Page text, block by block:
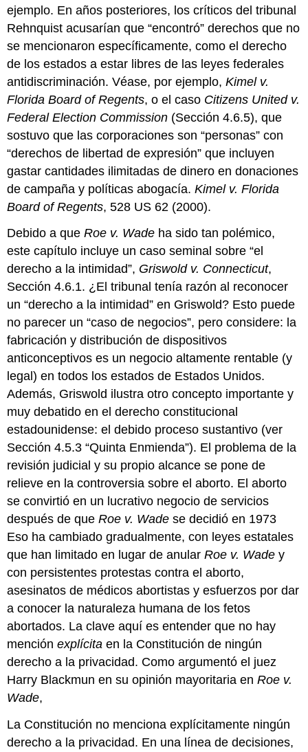
ejemplo. En años posteriores, los críticos del tribunal
Rehnquist acusarían que “encontró” derechos que no
se mencionaron específicamente, como el derecho
de los estados a estar libres de las leyes federales
antidiscriminación. Véase, por ejemplo,Kimel v.
Florida Board of Regents, o el caso Citizens United v.
Federal Election Commission (Sección 4.6.5), que
sostuvo que las corporaciones son “personas” con
“derechos de libertad de expresión” que incluyen
gastar cantidades ilimitadas de dinero en donaciones
de campaña y políticas abogacía.Kimel v. Florida
Board of Regents, 528 US 62 (2000).
Debido a queRoe v. Wade ha sido tan polémico,
este capítulo incluye un caso seminal sobre “el
derecho a la intimidad”, Griswold v. Connecticut,
Sección 4.6.1. ¿El tribunal tenía razón al reconocer
un “derecho a la intimidad” en Griswold? Esto puede
no parecer un “caso de negocios”, pero considere: la
fabricación y distribución de dispositivos
anticonceptivos es un negocio altamente rentable (y
legal) en todos los estados de Estados Unidos.
Además, Griswold ilustra otro concepto importante y
muy debatido en el derecho constitucional
estadounidense: el debido proceso sustantivo (ver
Sección 4.5.3 “Quinta Enmienda”). El problema de la
revisión judicial y su propio alcance se pone de
relieve en la controversia sobre el aborto. El aborto
se convirtió en un lucrativo negocio de servicios
después de queRoe v. Wade se decidió en 1973
Eso ha cambiado gradualmente, con leyes estatales
que han limitado en lugar de anularRoe v. Wade y
con persistentes protestas contra el aborto,
asesinatos de médicos abortistas y esfuerzos por dar
a conocer la naturaleza humana de los fetos
abortados. La clave aquí es entender que no hay
menciónexplícita en la Constitución de ningún
derecho a la privacidad. Como argumentó el juez
Harry Blackmun en su opinión mayoritaria enRoe v.
Wade,
La Constitución no menciona explícitamente ningún
derecho a la privacidad. En una línea de decisiones,